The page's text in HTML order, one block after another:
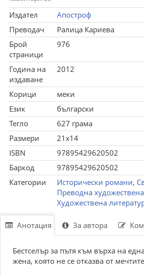
Издател
Апостроф
Преводач
Ралица Кариева
Брой
страници
976
Година на
издаване
2012
Корици
меки
Език
български
Тегло
627 грама
Размери
21x14
ISBN
97895429620502
Баркод
97895429620502
Категории
Исторически романи,
Преводна
Художествена
Анотация За автора
Бестселър за пътя към върха на
жена, която не се отказва от